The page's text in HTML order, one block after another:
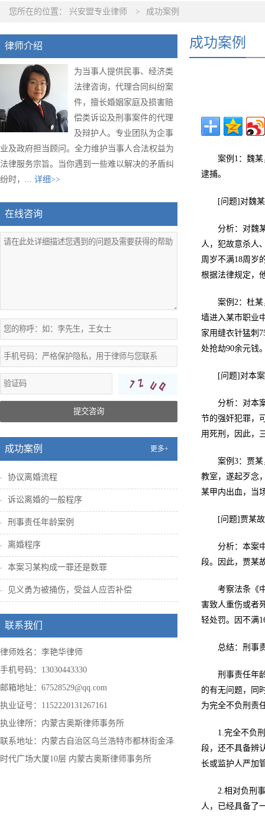
您所在的位置： 兴安盟专业律师 > 成功案例
律师介绍
为当事人提供民事、经济类
法律咨询，代理合同纠纷案
件，擅长婚姻家庭及损害赔
偿类诉讼及刑事案件的代理
及辩护人。专业团队为企事
业及政府担当顾问。全力维护当事人合法权益为
法律服务宗旨。当你遇到一些难以解决的矛盾纠
纷时，... 详细>>
在线咨询
提交咨询
成功案例 更多+
协议离婚流程
诉讼离婚的一般程序
刑事责任年龄案例
离婚程序
本案习某构成一罪还是数罪
见义勇为被捅伤，受益人应否补偿
联系我们
律师姓名：李艳华律师
手机号码：13030443330
邮箱地址：67528529@qq.com
执业证号：1152220131267161
执业律所：内蒙古奥斯律师事务所
联系地址：内蒙古自治区乌兰浩特市都林街金泽
时代广场大厦10层 内蒙古奥斯律师事务所
成功案例
案例1：魏
逮捕。
[问题]对魏
分析：对魏
人，犯故意杀人
周岁不满18周岁
根据法律规定，
案例2：杜
墙进入某市职业
家用缝衣针猛刺
处抢劫90余元钱
[问题]对本
分析：对本
节的强奸犯罪，
用死刑，因此，
案例3：贾
教室，遂起歹念
某甲­内出血，当
[问题]贾某
分析：本案
段。因此，贾某
考察法条《
害致人重伤或者
轻处罚。因不满
总结：刑事
刑事责任年
的有无问题，同
为完全不负刑责
1.完全不负
段，还不具备辨
长或监护人严加
2.相对负刑
人，已经具备了